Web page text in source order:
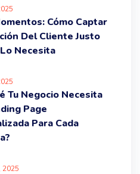
Cómo Captar
Del Cliente Justo
Necesita
Tu Negocio Necesita
Page
Para Cada
2025